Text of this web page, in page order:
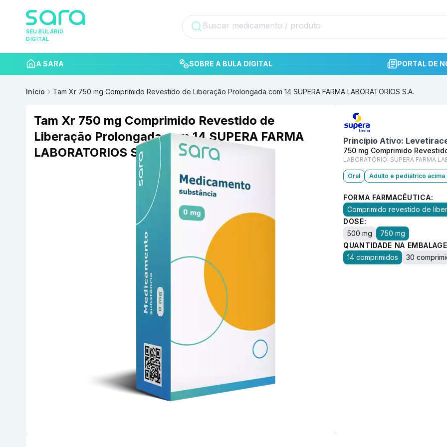
SEU BULÁRIO
DIGITAL
A SARA SOBRE A BULA DIGITAL PORTAL DE
Início Tam Xr 750 mg Comprimido Revestido de Liberação Prolongada com 14 SUPERA FARMA LABORATORIOS S.A.
Tam Xr 750 mg Comprimido Revestido de
Liberação Prolongada com 14 SUPERA FARMA
LABORATORIOS S.A.
Princípio Ativo:
750 mg Comprimido
LABORATÓRIO: SUPERA FARMA
Oral Adulto e pediátrico acima
FORMA FARMACÊUTICA:
Comprimido revestido de
DOSE:
500 mg
750 mg
QUANTIDADE NA
14 comprimidos
30